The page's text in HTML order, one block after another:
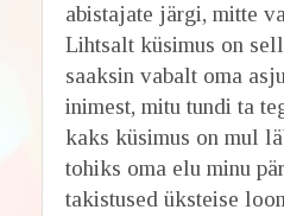
abistajate järgi, mitte
Lihtsalt küsimus on
saaksin vabalt oma
inimest, mitu tundi ta
kaks küsimus on mul
tohiks oma elu minu
takistused üksteise